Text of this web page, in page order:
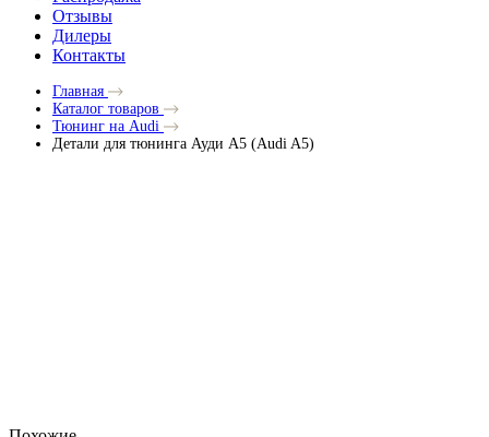
Отзывы
Дилеры
Контакты
Главная
Каталог товаров
Тюнинг на Audi
Детали для тюнинга Ауди A5 (Audi A5)